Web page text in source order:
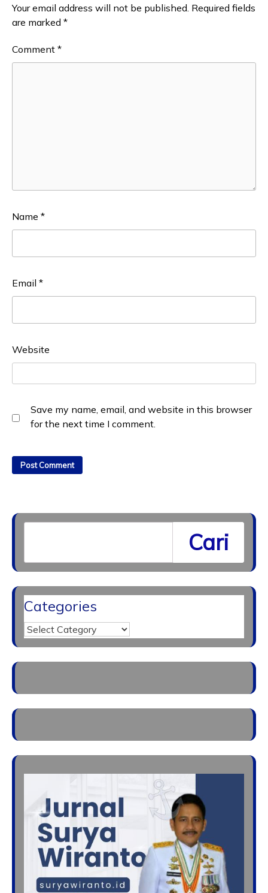
Your email address will not be published. Required fields
are marked *
Comment *
Name *
Email *
Website
Save my name, email, and website in this browser
for the next time I comment.
Cari
Categories